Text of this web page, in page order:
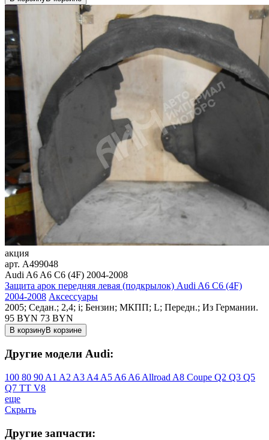
акция
арт. A499048
Audi A6 A6 C6 (4F) 2004-2008
Защита арок передняя левая (подкрылок) Audi A6 C6 (4F)
2004-2008 Аксессуары
2005; Седан.; 2,4; i; Бензин; МКПП; L; Передн.; Из Германии.
95 BYN 73 BYN
В корзинуВ корзине
Другие модели Audi:
100 80 90 A1 A2 A3 A4 A5 A6 A6 Allroad A8 Coupe Q2 Q3 Q5
Q7 TT V8
еще
Скрыть
Другие запчасти: